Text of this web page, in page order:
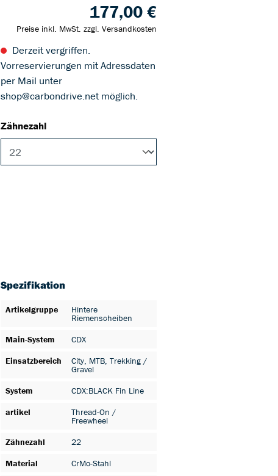
177,00 €
Preise inkl. MwSt. zzgl. Versandkosten
Derzeit vergriffen.
Vorreservierungen mit Adressdaten
per Mail unter
shop@carbondrive.net möglich.
Zähnezahl
Spezifikation
Artikelgruppe Hintere
Riemenscheiben
Main-System
CDX
Einsatzbereich
City, MTB, Trekking /
Gravel
System
CDX:BLACK Fin Line
artikel
Thread-On /
Freewheel
Zähnezahl
22
Material
CrMo-Stahl